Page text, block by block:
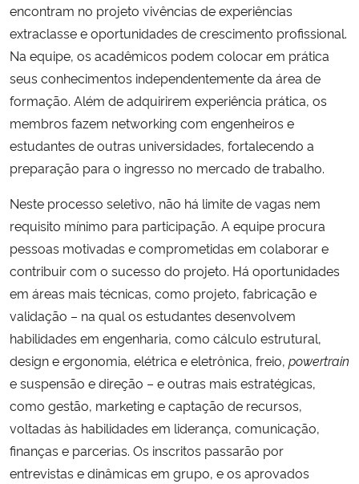
encontram no projeto vivências de experiências
extraclasse e oportunidades de crescimento profissional.
Na equipe, os acadêmicos podem colocar em prática
seus conhecimentos independentemente da área de
formação. Além de adquirirem experiência prática, os
membros fazem networking com engenheiros e
estudantes de outras universidades, fortalecendo a
preparação para o ingresso no mercado de trabalho.
Neste processo seletivo, não há limite de vagas nem
requisito mínimo para participação. A equipe procura
pessoas motivadas e comprometidas em colaborar e
contribuir com o sucesso do projeto. Há oportunidades
em áreas mais técnicas, como projeto, fabricação e
validação – na qual os estudantes desenvolvem
habilidades em engenharia, como cálculo estrutural,
design e ergonomia, elétrica e eletrônica, freio, powertrain
e suspensão e direção – e outras mais estratégicas,
como gestão, marketing e captação de recursos,
voltadas às habilidades em liderança, comunicação,
finanças e parcerias. Os inscritos passarão por
entrevistas e dinâmicas em grupo, e os aprovados